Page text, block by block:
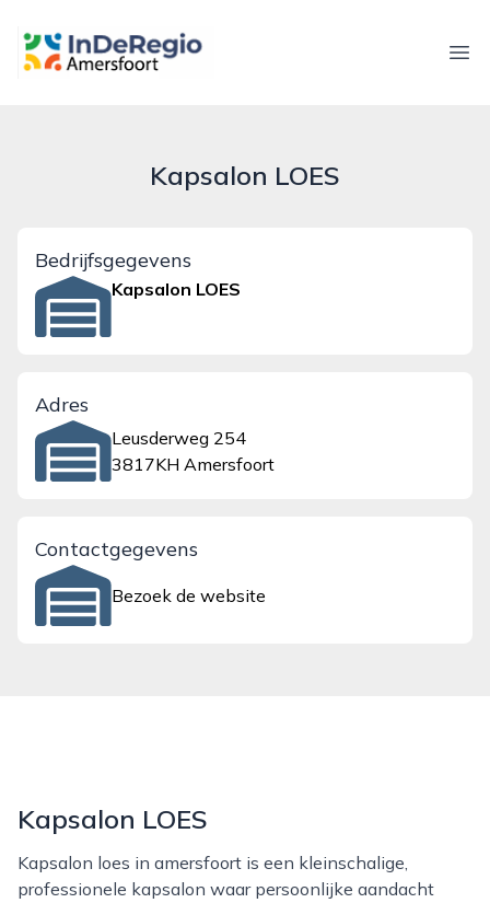
inderegioamersfoort.nl
Kapsalon LOES
Bedrijfsgegevens
Kapsalon LOES
Adres
Leusderweg 254
3817KH Amersfoort
Contactgegevens
Bezoek de website
Kapsalon LOES
Kapsalon loes in amersfoort is een kleinschalige,
professionele kapsalon waar persoonlijke aandacht